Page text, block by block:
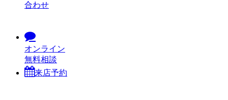
合わせ
オンライン
無料相談
来店予約